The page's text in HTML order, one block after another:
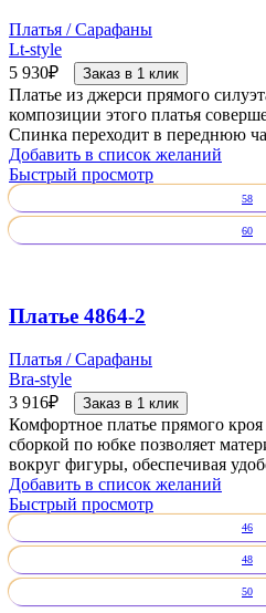
Платья / Сарафаны
Lt-style
5 930₽ Заказ в 1 клик
Платье из джерси прямого
композиции этого платья
Спинка переходит в переднюю
Добавить в список желаний
Быстрый просмотр
58
60
Платье 4864-2
Платья / Сарафаны
Bra-style
3 916₽ Заказ в 1 клик
Комфортное платье прямого
сборкой по юбке позволяет
вокруг фигуры, обеспечивая
Добавить в список желаний
Быстрый просмотр
46
48
50